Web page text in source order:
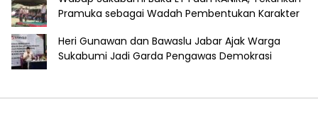
Pramuka sebagai Wadah Pembentukan Karakter
Heri Gunawan dan Bawaslu Jabar Ajak Warga
Sukabumi Jadi Garda Pengawas Demokrasi